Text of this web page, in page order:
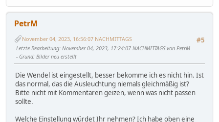
PetrM
#5
November 04, 2023, 16:56:07 NACHMITTAGS
Letzte Bearbeitung: November 04, 2023, 17:24:07 NACHMITTAGS von PetrM
Grund: Bilder neu erstellt
Die Wendel ist eingestellt, besser bekomme ich es nicht hin. Ist
das normal, das die Ausleuchtung niemals gleichmäßig ist?
Bitte nicht mit Kommentaren geizen, wenn was nicht passen
sollte.
Welche Einstellung würdet Ihr nehmen? Ich habe oben eine